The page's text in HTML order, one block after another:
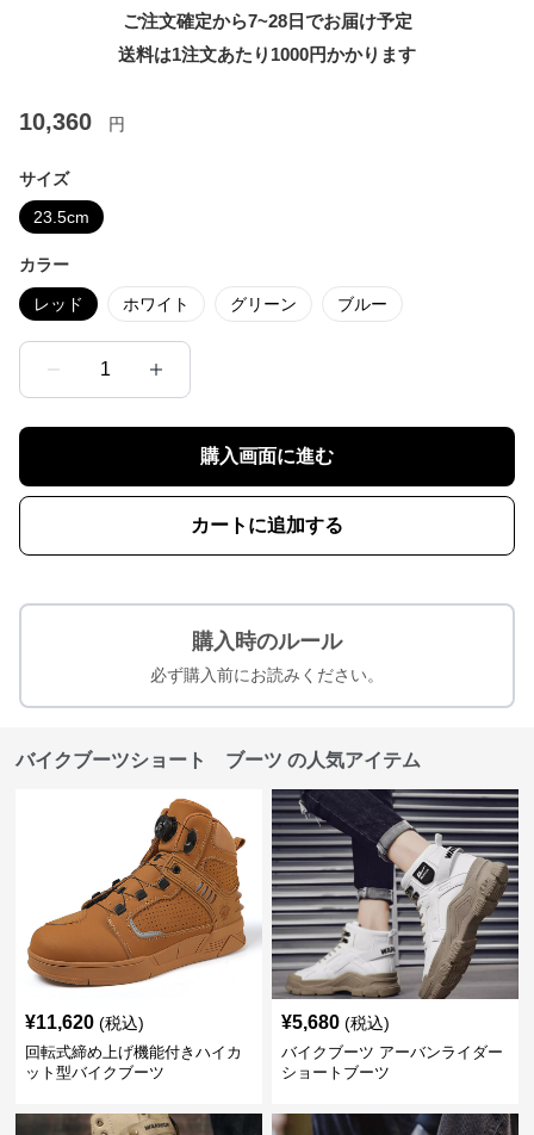
ご注文確定から7~28日でお届け予定
送料は1注文あたり 1000円かかります
10,360 円
サイズ
23.5cm
カラー
レッド ホワイト グリーン ブルー
1
購入画面に進む
カートに追加する
購入時のルール
必ず購入前にお読みください。
バイクブーツショート ブーツ の人気アイテム
¥11,620 (税込)
回転式締め上げ機能付きハイカ
ット型バイクブーツ
¥5,680 (税込)
バイクブーツ アーバンライダー
ショートブーツ